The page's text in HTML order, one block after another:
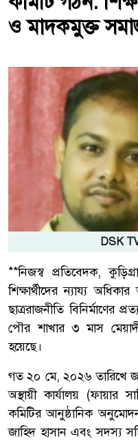
ও মাদকমুক্ত
DSK
**নিজস্ব প্রতিবেদক,
শিক্ষার্থীদের ন্যায্য
ছাত্ররাজনীতি বিনির্মাণের
পৌর শাখার ৩ মাস
হয়েছে।
গত ২০ মে, ২০২৬ তারিখে
অস্থায়ী কার্যালয় (ফায়ার
কমিটির আনুষ্ঠানিক
জাহিদ হাসান এবং সদস্য